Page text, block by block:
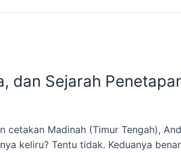
dan Sejarah
cetakan Madinah (Timur Tengah),
keliru? Tentu tidak. Keduanya